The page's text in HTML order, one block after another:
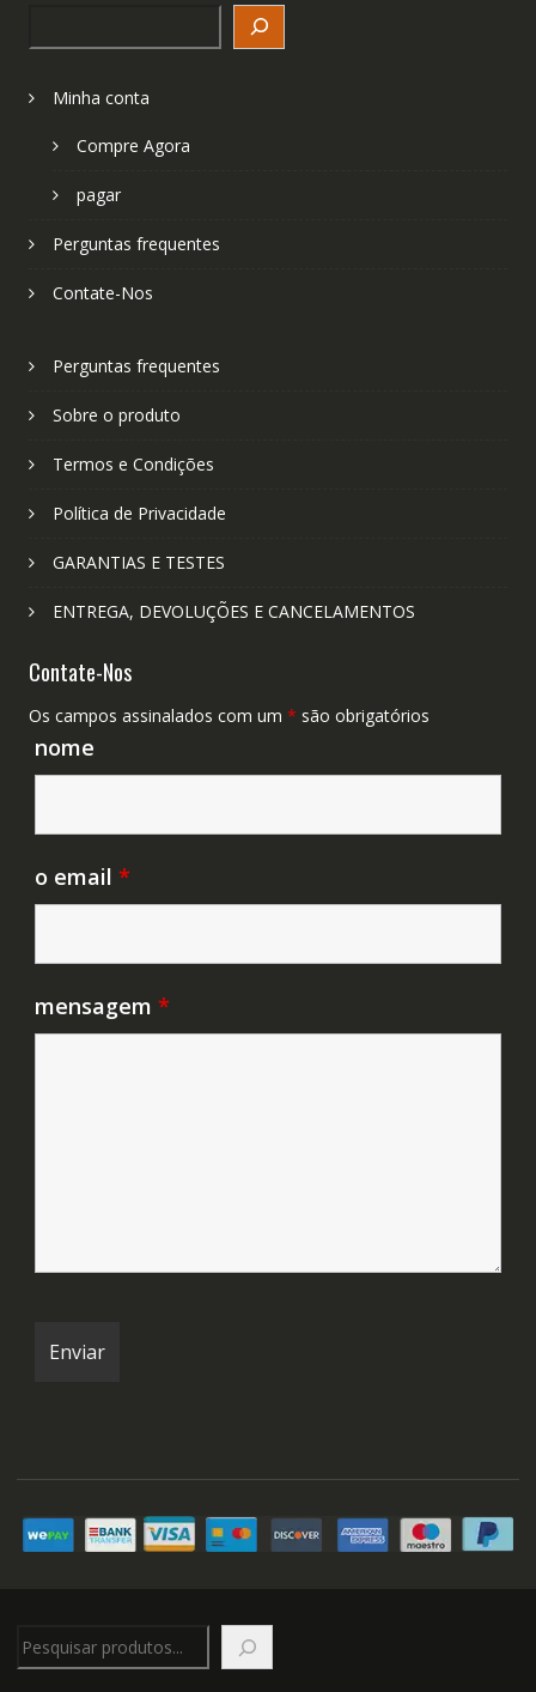
Minha conta
Compre Agora
pagar
Perguntas frequentes
Contate-Nos
Perguntas frequentes
Sobre o produto
Termos e Condições
Política de Privacidade
GARANTIAS E TESTES
ENTREGA, DEVOLUÇÕES E CANCELAMENTOS
Contate-Nos
Os campos assinalados com um * são obrigatórios
nome
o email *
mensagem *